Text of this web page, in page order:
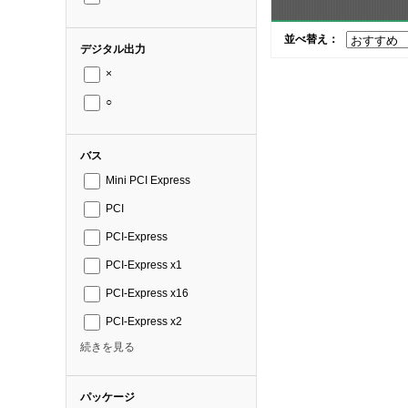
デジタル出力
×
○
バス
Mini PCI Express
PCI
PCI-Express
PCI-Express x1
PCI-Express x16
PCI-Express x2
続きを見る
パッケージ
並べ替え：